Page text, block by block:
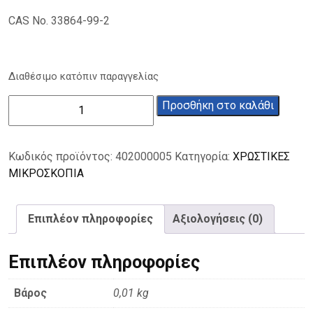
CAS No. 33864-99-2
Διαθέσιμο κατόπιν παραγγελίας
μικροσκοπία
5g
Προσθήκη στο καλάθι
Κωδικός προϊόντος: 402000005 Κατηγορία: ΧΡΩΣΤΙΚΕΣ
ΜΙΚΡΟΣΚΟΠΙΑ
Επιπλέον πληροφορίες Αξιολογήσεις (0)
Επιπλέον πληροφορίες
Βάρος 0,01 kg